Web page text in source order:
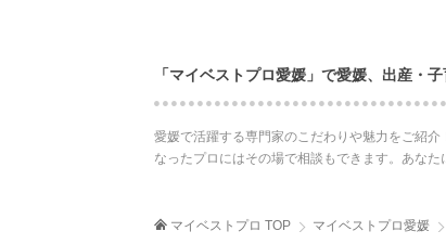
「マイベストプロ愛媛」で愛媛、出産・
愛媛で活躍する専門家のこだわりや魅力をご紹
なったプロにはその場で相談もできます。あな
マイベストプロ TOP マイベストプロ愛媛